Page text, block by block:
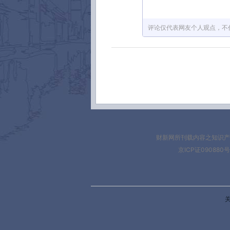
评论仅代表网友个人观点，
财新网所刊载内容之知识
京ICP证090880号